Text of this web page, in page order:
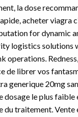
la dose
acheter viagra
for dynamic
logistics solutions
operations.
de librer vos
generique 20mg
le plus faible
du traitement. Vente